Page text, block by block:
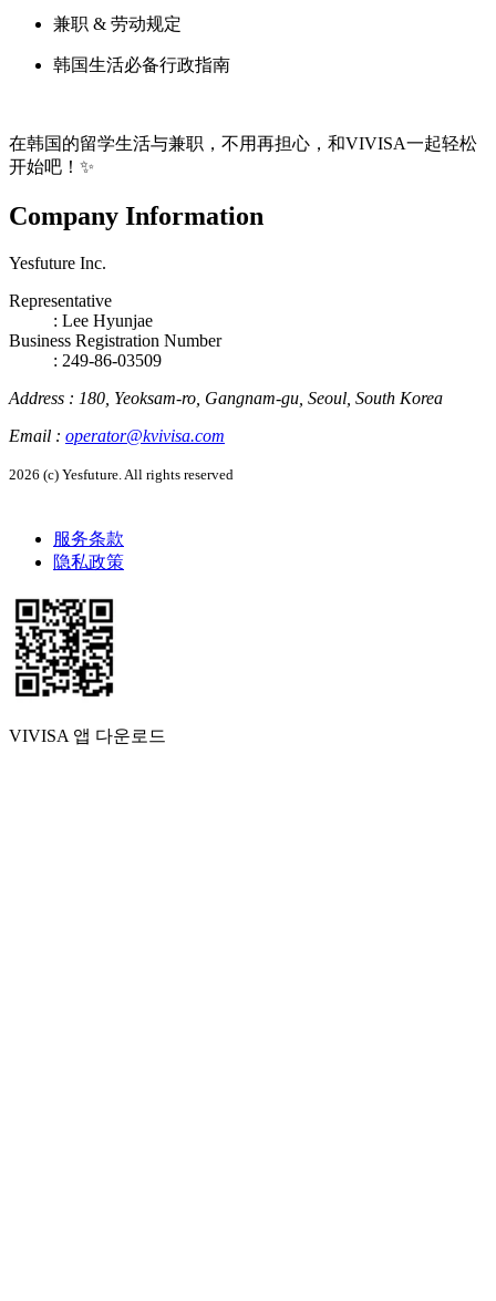
兼职 & 劳动规定
韩国生活必备行政指南
在韩国的留学生活与兼职，不用再担心，和VIVISA一起轻松
开始吧！✨
Company Information
Yesfuture Inc.
Representative
: Lee Hyunjae
Business Registration Number
: 249-86-03509
Address : 180, Yeoksam-ro, Gangnam-gu, Seoul, South Korea
Email : operator@kvivisa.com
2026 (c) Yesfuture. All rights reserved
服务条款
隐私政策
VIVISA 앱 다운로드